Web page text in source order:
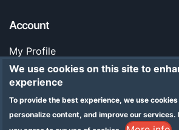
Account
My Profile
Orders
Legal Notice
We use cookies on this site to
experience
To provide the best experience, we use
personalize content, and improve our services.